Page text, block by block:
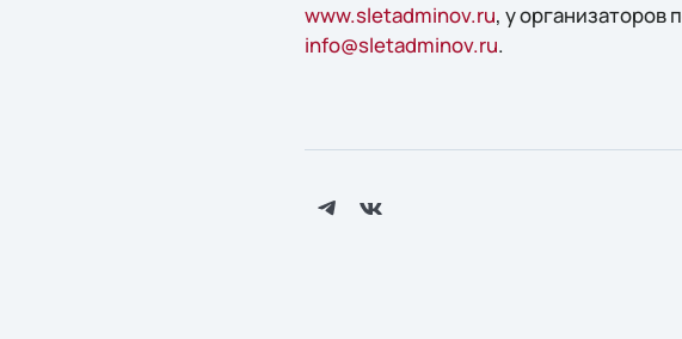
www.sletadminov.ru, у организаторов
info@sletadminov.ru.